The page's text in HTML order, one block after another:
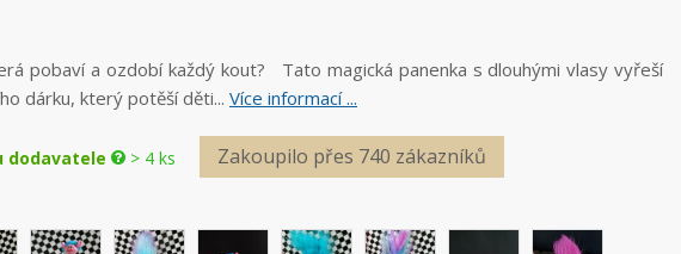
pobaví a ozdobí každý kout? Tato magická panenka s dlouhými vlasy vyřeší
dárku, který potěší děti... Více informací ...
dodavatele > 4 ks Zakoupilo přes 740 zákazníků